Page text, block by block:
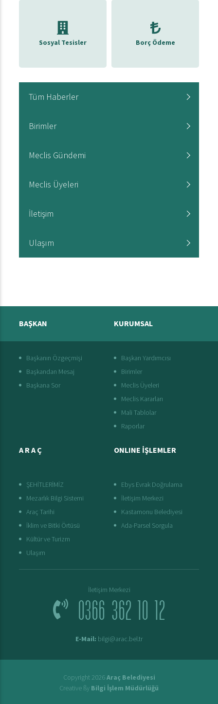
Sosyal Tesisler Borç Ödeme
Tüm Haberler
Birimler
Meclis Gündemi
Meclis Üyeleri
İletişim
Ulaşım
BAŞKAN
Başkanın Özgeçmişi
Başkandan Mesaj
Başkana Sor
KURUMSAL
Başkan Yardımcısı
Birimler
Meclis Üyeleri
Meclis Kararları
Mali Tablolar
Raporlar
A R A Ç
ŞEHİTLERİMİZ
Mezarlık Bilgi Sistemi
Araç Tarihi
İklim ve Bitki Örtüsü
Kültür ve Turizm
Ulaşım
ONLINE İŞLEMLER
Ebys Evrak Doğrulama
İletişim Merkezi
Kastamonu Belediyesi
Ada-Parsel Sorgula
İletişim Merkezi
0366 362 10 12
E-Mail: bilgi@arac.bel.tr
Copyright 2026Araç Belediyesi
Creative ßy Bilgi İşlem Müdürlüğü